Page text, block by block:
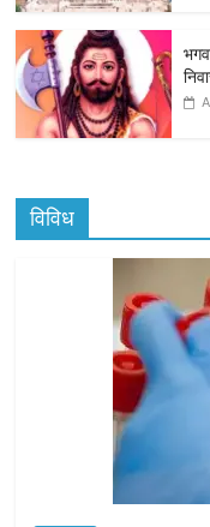
विविध